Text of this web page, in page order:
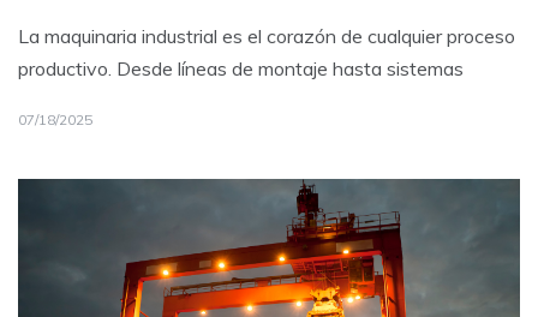
La maquinaria industrial es el corazón de cualquier proceso
productivo. Desde líneas de montaje hasta sistemas
07/18/2025